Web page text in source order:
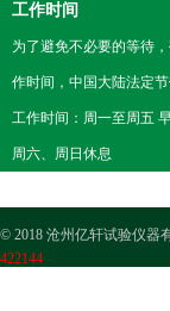
工作时间
为了避免不必要的等待
作时间，中国大陆法定节
工作时间：周一至周五
周六、周日休息
© 2018 沧州亿轩试验仪器
422144